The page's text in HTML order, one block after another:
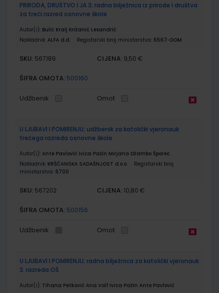
PRIRODA, DRUŠTVO I JA 3; radna bilježnica iz prirode i društva
za treći razred osnovne škole
Autor(i): Bulić Kralj Križanić Lesandrić
Nakladnik: ALFA d.d. Registarski broj ministarstva: 6567-DOM
SKU: 567189 CIJENA: 9,50 €
ŠIFRA OMOTA: 500160
Udžbenik Omot
U LJUBAVI I POMIRENJU; udžbenik za katolički vjeronauk
trećega razreda osnovne škole
Autor(i): Ante Pavlović Ivica Pažin Mirjana Džambo Šporec
Nakladnik: KRŠĆANSKA SADAŠNJOST d.o.o.
Registarski broj
ministarstva: 6700
SKU: 567202 CIJENA: 10,80 €
ŠIFRA OMOTA: 500156
Udžbenik Omot
U LJUBAVI I POMIRENJU; radna bilježnica za katolički vjeronauk
3. razreda OŠ
Autor(i): Tihana Petković Ana Volf Ivica Pažin Ante Pavlović